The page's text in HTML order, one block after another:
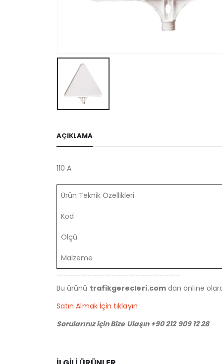
AÇIKLAMA
110 A
Ürün Teknik Özellikleri
Kod
Ölçü
Malzeme
————————————————————–
Bu ürünü trafikgerecleri.comdan online
Satın Almak İçin tıklayın
Sorularınız için Bize Ulaşın +90 212 909 12 28